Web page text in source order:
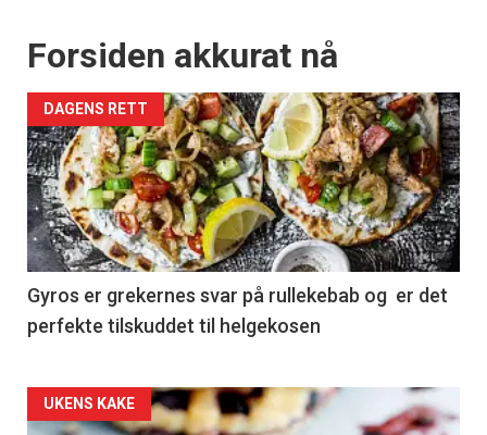
Forsiden akkurat nå
DAGENS RETT
Gyros er grekernes svar på rullekebab og er det
perfekte tilskuddet til helgekosen
Forsiden
UKENS KAKE